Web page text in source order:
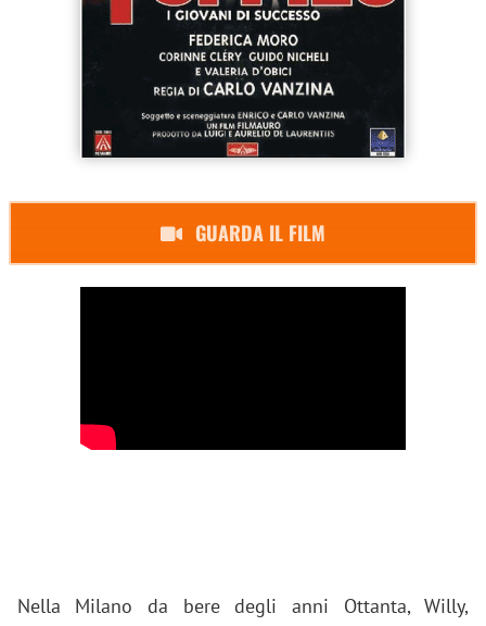
GUARDA IL FILM
Nella Milano da bere degli anni Ottanta, Willy,